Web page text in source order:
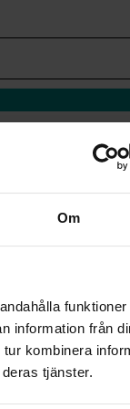
Om
funktioner
information från
kombinera
tjänster.
+29:-
ATT